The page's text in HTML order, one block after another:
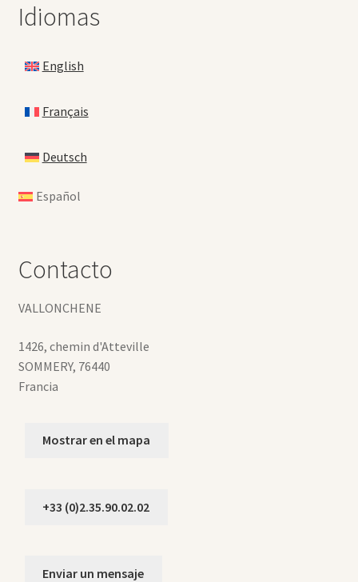
Idiomas
English
Français
Deutsch
Español
Contacto
VALLONCHENE
1426, chemin d'Atteville
SOMMERY, 76440
Francia
Mostrar en el mapa
+33 (0)2.35.90.02.02
Enviar un mensaje